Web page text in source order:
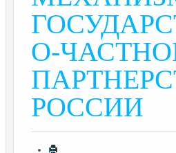
О-
РОССИИ